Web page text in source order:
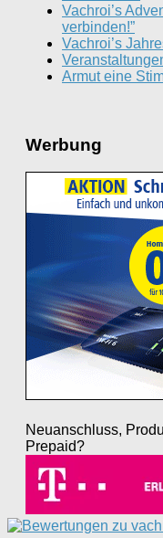
Vachroi’s
verbinden!”
Vachroi’s
Armut eine
Werbung
Neuanschluss,
Prepaid?